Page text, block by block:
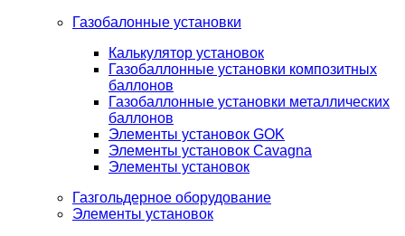
Газобалонные установки
Калькулятор установок
Газобаллонные установки композитных
баллонов
Газобаллонные установки металлических
баллонов
Элементы установок GOK
Элементы установок Cavagna
Элементы установок
Газгольдерное оборудование
Элементы установок